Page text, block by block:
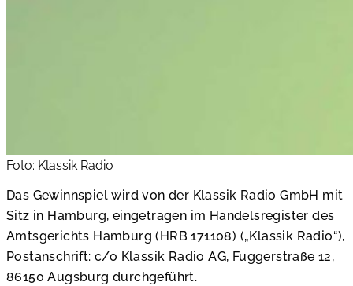
Foto: Klassik Radio
Das Gewinnspiel wird von der Klassik Radio GmbH mit
Sitz in Hamburg, eingetragen im Handelsregister des
Amtsgerichts Hamburg (HRB 171108) („Klassik Radio“),
Postanschrift: c/o Klassik Radio AG, Fuggerstraße 12,
86150 Augsburg durchgeführt.